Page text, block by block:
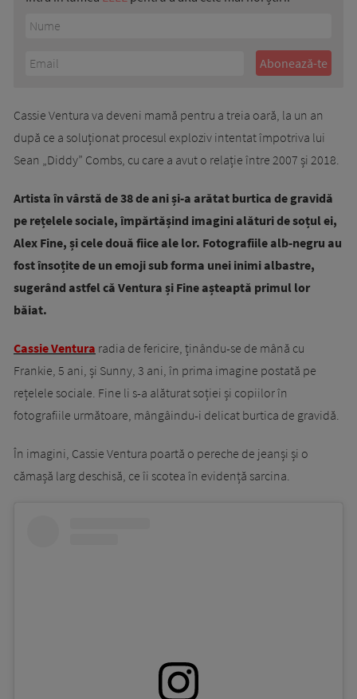
Cassie Ventura va deveni mamă pentru a treia oară, la un an
după ce a soluționat procesul exploziv intentat împotriva lui
Sean „Diddy” Combs, cu care a avut o relație între 2007 și 2018.
Artista în vârstă de 38 de ani și-a arătat burtica de gravidă
pe rețelele sociale, împărtășind imagini alături de soțul ei,
Alex Fine, și cele două fiice ale lor. Fotografiile alb-negru au
fost însoțite de un emoji sub forma unei inimi albastre,
sugerând astfel că Ventura și Fine așteaptă primul lor
băiat.
Cassie Ventura radia de fericire, ținându-se de mână cu
Frankie, 5 ani, și Sunny, 3 ani, în prima imagine postată pe
rețelele sociale. Fine li s-a alăturat soției și copiilor în
fotografiile următoare, mângâindu-i delicat burtica de gravidă.
În imagini, Cassie Ventura poartă o pereche de jeanși și o
cămașă larg deschisă, ce îi scotea în evidență sarcina.